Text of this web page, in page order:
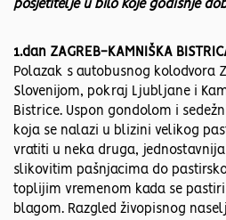
posjetitelje u bilo koje godišnje
1.dan ZAGREB-KAMNIŠKA
Polazak s autobusnog kolodvora
Slovenijom, pokraj Ljubljane i
Bistrice. Uspon gondolom i
koja se nalazi u blizini velikog
vratiti u neka druga,
slikovitim pašnjacima do
toplijim vremenom kada se
blagom. Razgled živopisnog